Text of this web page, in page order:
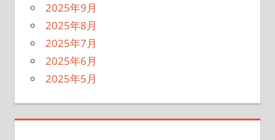
2025年9月
2025年8月
2025年7月
2025年6月
2025年5月